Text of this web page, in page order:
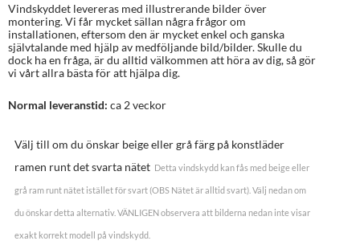
Vindskyddet levereras med illustrerande bilder över
montering. Vi får mycket sällan några frågor om
installationen, eftersom den är mycket enkel och ganska
självtalande med hjälp av medföljande bild/bilder. Skulle du
dock ha en fråga, är du alltid välkommen att höra av dig, så gör
vi vårt allra bästa för att hjälpa dig.
Normal leveranstid: ca 2 veckor
Välj till om du önskar beige eller grå färg på konstläder
ramen runt det svarta nätet Detta vindskydd kan fås med beige eller
grå ram runt nätet istället för svart (OBS Nätet är alltid svart). Välj nedan om
du önskar detta alternativ. VÄNLIGEN observera att bilderna nedan inte visar
exakt korrekt modell på vindskydd.